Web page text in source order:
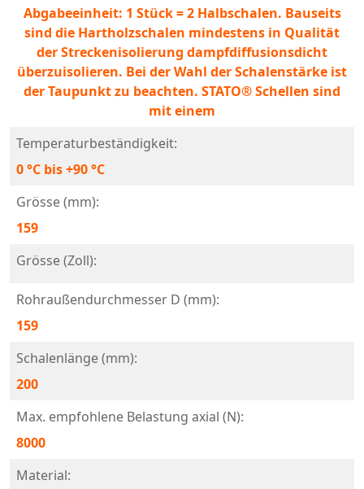
Abgabeeinheit: 1 Stück = 2 Halbschalen. Bauseits
sind die Hartholzschalen mindestens in Qualität
der Streckenisolierung dampfdiffusionsdicht
überzuisolieren. Bei der Wahl der Schalenstärke ist
der Taupunkt zu beachten. STATO® Schellen sind
mit einem
Temperaturbeständigkeit:
0 °C bis +90 °C
Grösse (mm):
159
Grösse (Zoll):
Rohraußendurchmesser D (mm):
159
Schalenlänge (mm):
200
Max. empfohlene Belastung axial (N):
8000
Material: